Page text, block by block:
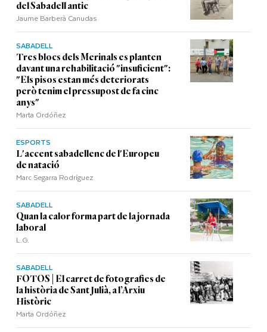
del Sabadell antic
Jaume Barberà Canudas
SABADELL
Tres blocs dels Merinals es planten
davant una rehabilitació "insuficient":
"Els pisos estan més deteriorats
però tenim el pressupost de fa cinc
anys"
Marta Ordóñez
ESPORTS
L'accent sabadellenc de l'Europeu
de natació
Marc Segarra Rodríguez
SABADELL
Quan la calor forma part de la jornada
laboral
L.G.
SABADELL
FOTOS | El carret de fotografies de
la història de Sant Julià, a l’Arxiu
Històric
Marta Ordóñez